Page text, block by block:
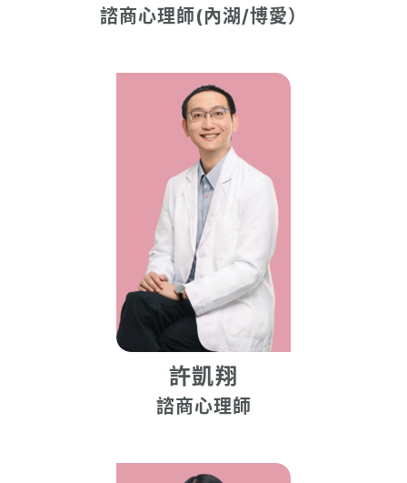
諮商心理師(內湖/博愛）
許凱翔
諮商心理師